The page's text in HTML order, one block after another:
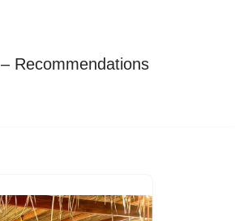
– Recommendations